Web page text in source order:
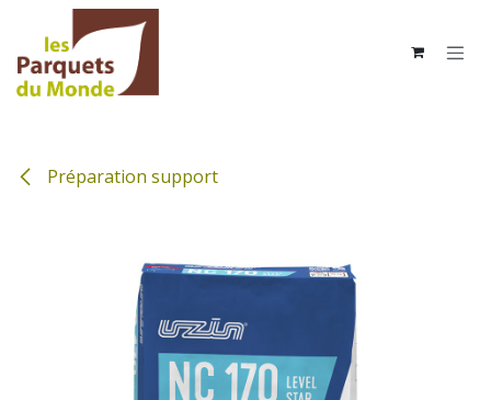
Se rendre au contenu
Préparation support